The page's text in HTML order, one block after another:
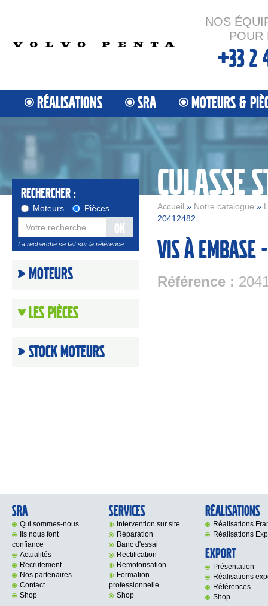
NOS
POUR
+33 2
RÉALISATIONS SRA MOTEURS &
CULASSE
Accueil » Notre catalogue »
20412482
Rechercher :
Moteurs Pièces
OK
La recherche se fait sur la référence
Moteurs
Les Pièces
Stock moteurs
Vis à embase
Référence :
SRA
Qui sommes-nous
Ils nous font
confiance
Actualités
Recrutement
Nos partenaires
Contact
Shop
Services
Intervention sur site
Réparation
Banc d'essai
Rectification
Remotorisation
Formation
professionnelle
Shop
Réalisations
Réalisations
Réalisations
Export
Présentation
Réalisations
Références
Shop